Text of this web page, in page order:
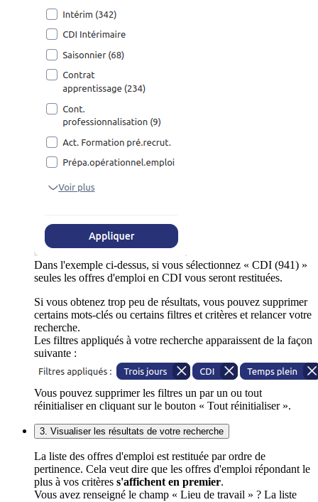
Dans l'exemple ci-dessus, si vous sélectionnez « CDI (941) »
seules les offres d'emploi en CDI vous seront restituées.
Si vous obtenez trop peu de résultats, vous pouvez supprimer
certains mots-clés ou certains filtres et critères et relancer votre
recherche.
Les filtres appliqués à votre recherche apparaissent de la façon
suivante :
Vous pouvez supprimer les filtres un par un ou tout
réinitialiser en cliquant sur le bouton « Tout réinitialiser ».
3. Visualiser les résultats de votre recherche
La liste des offres d'emploi est restituée par ordre de
pertinence. Cela veut dire que les offres d'emploi répondant le
plus à vos critères s'affichent en premier.
Vous avez renseigné le champ « Lieu de travail » ? La liste